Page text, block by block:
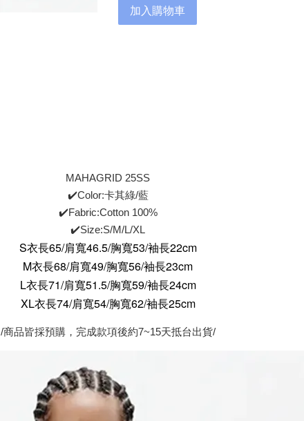
加入購物車
MAHAGRID 25SS
✔️Color:卡其綠/藍
✔️Fabric:Cotton 100%
✔️Size:S/M/L/XL
S衣長65/肩寬46.5/胸寬53/袖長22cm
M衣長68/肩寬49/胸寬56/袖長23cm
L衣長71/肩寬51.5/胸寬59/袖長24cm
XL衣長74/肩寬54/胸寬62/袖長25cm
/商品皆採預購，完成款項後約7~15天抵台出貨/